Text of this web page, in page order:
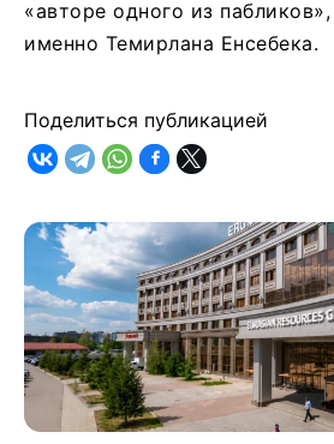
«авторе одного из
именно Темирлана Енсебека.
Поделиться публикацией